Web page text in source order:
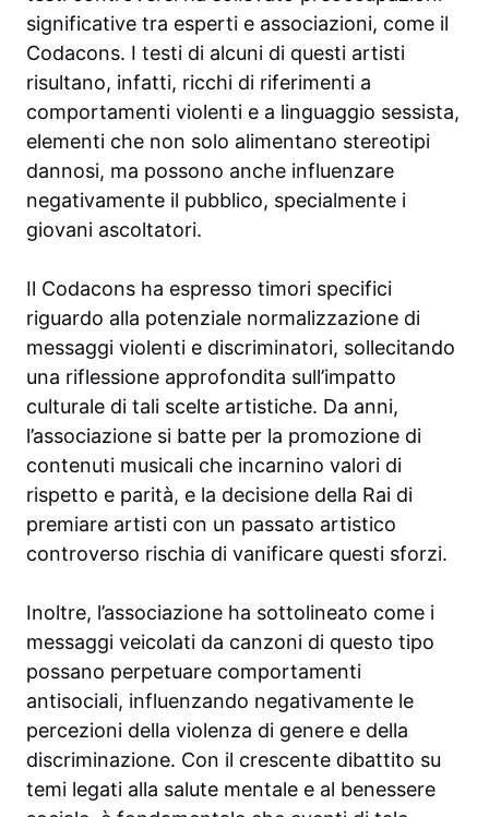
significative tra esperti e associazioni, come il
Codacons. I testi di alcuni di questi artisti
risultano, infatti, ricchi di riferimenti a
comportamenti violenti e a linguaggio sessista,
elementi che non solo alimentano stereotipi
dannosi, ma possono anche influenzare
negativamente il pubblico, specialmente i
giovani ascoltatori.
Il Codacons ha espresso timori specifici
riguardo alla potenziale normalizzazione di
messaggi violenti e discriminatori, sollecitando
una riflessione approfondita sull’impatto
culturale di tali scelte artistiche. Da anni,
l’associazione si batte per la promozione di
contenuti musicali che incarnino valori di
rispetto e parità, e la decisione della Rai di
premiare artisti con un passato artistico
controverso rischia di vanificare questi sforzi.
Inoltre, l’associazione ha sottolineato come i
messaggi veicolati da canzoni di questo tipo
possano perpetuare comportamenti
antisociali, influenzando negativamente le
percezioni della violenza di genere e della
discriminazione. Con il crescente dibattito su
temi legati alla salute mentale e al benessere